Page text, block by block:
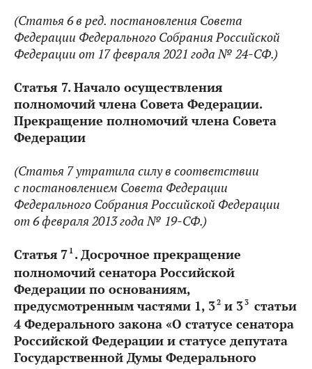
(Статья 6 в ред. постановления Совета
Федерации Федерального Собрания Российской
Федерации от 17 февраля 2021 года № 24-СФ.)
Статья 7. Начало осуществления
полномочий члена Совета Федерации.
Прекращение полномочий члена Совета
Федерации
(Статья 7 утратила силу в соответствии
спостановлением Совета Федерации
Федерального Собрания Российской Федерации
от 6 февраля 2013 года № 19-СФ.)
Статья 7 1 .Досрочное прекращение
полномочий сенатора Российской
Федерации по основаниям,
предусмотренным частями 1, 32 и 33 статьи
4 Федерального закона «О статусе сенатора
Российской Федерации и статусе депутата
Государственной Думы Федерального